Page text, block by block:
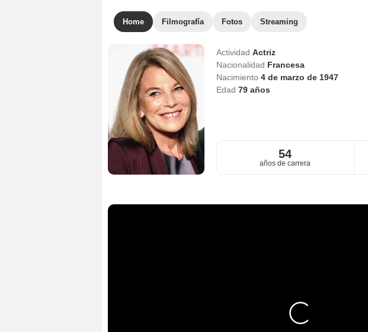
Home Filmografía Fotos Streaming
Actividad Actriz
Nacionalidad Francesa
Nacimiento 4 de marzo de 1947
Edad 79años
54
años de carrera